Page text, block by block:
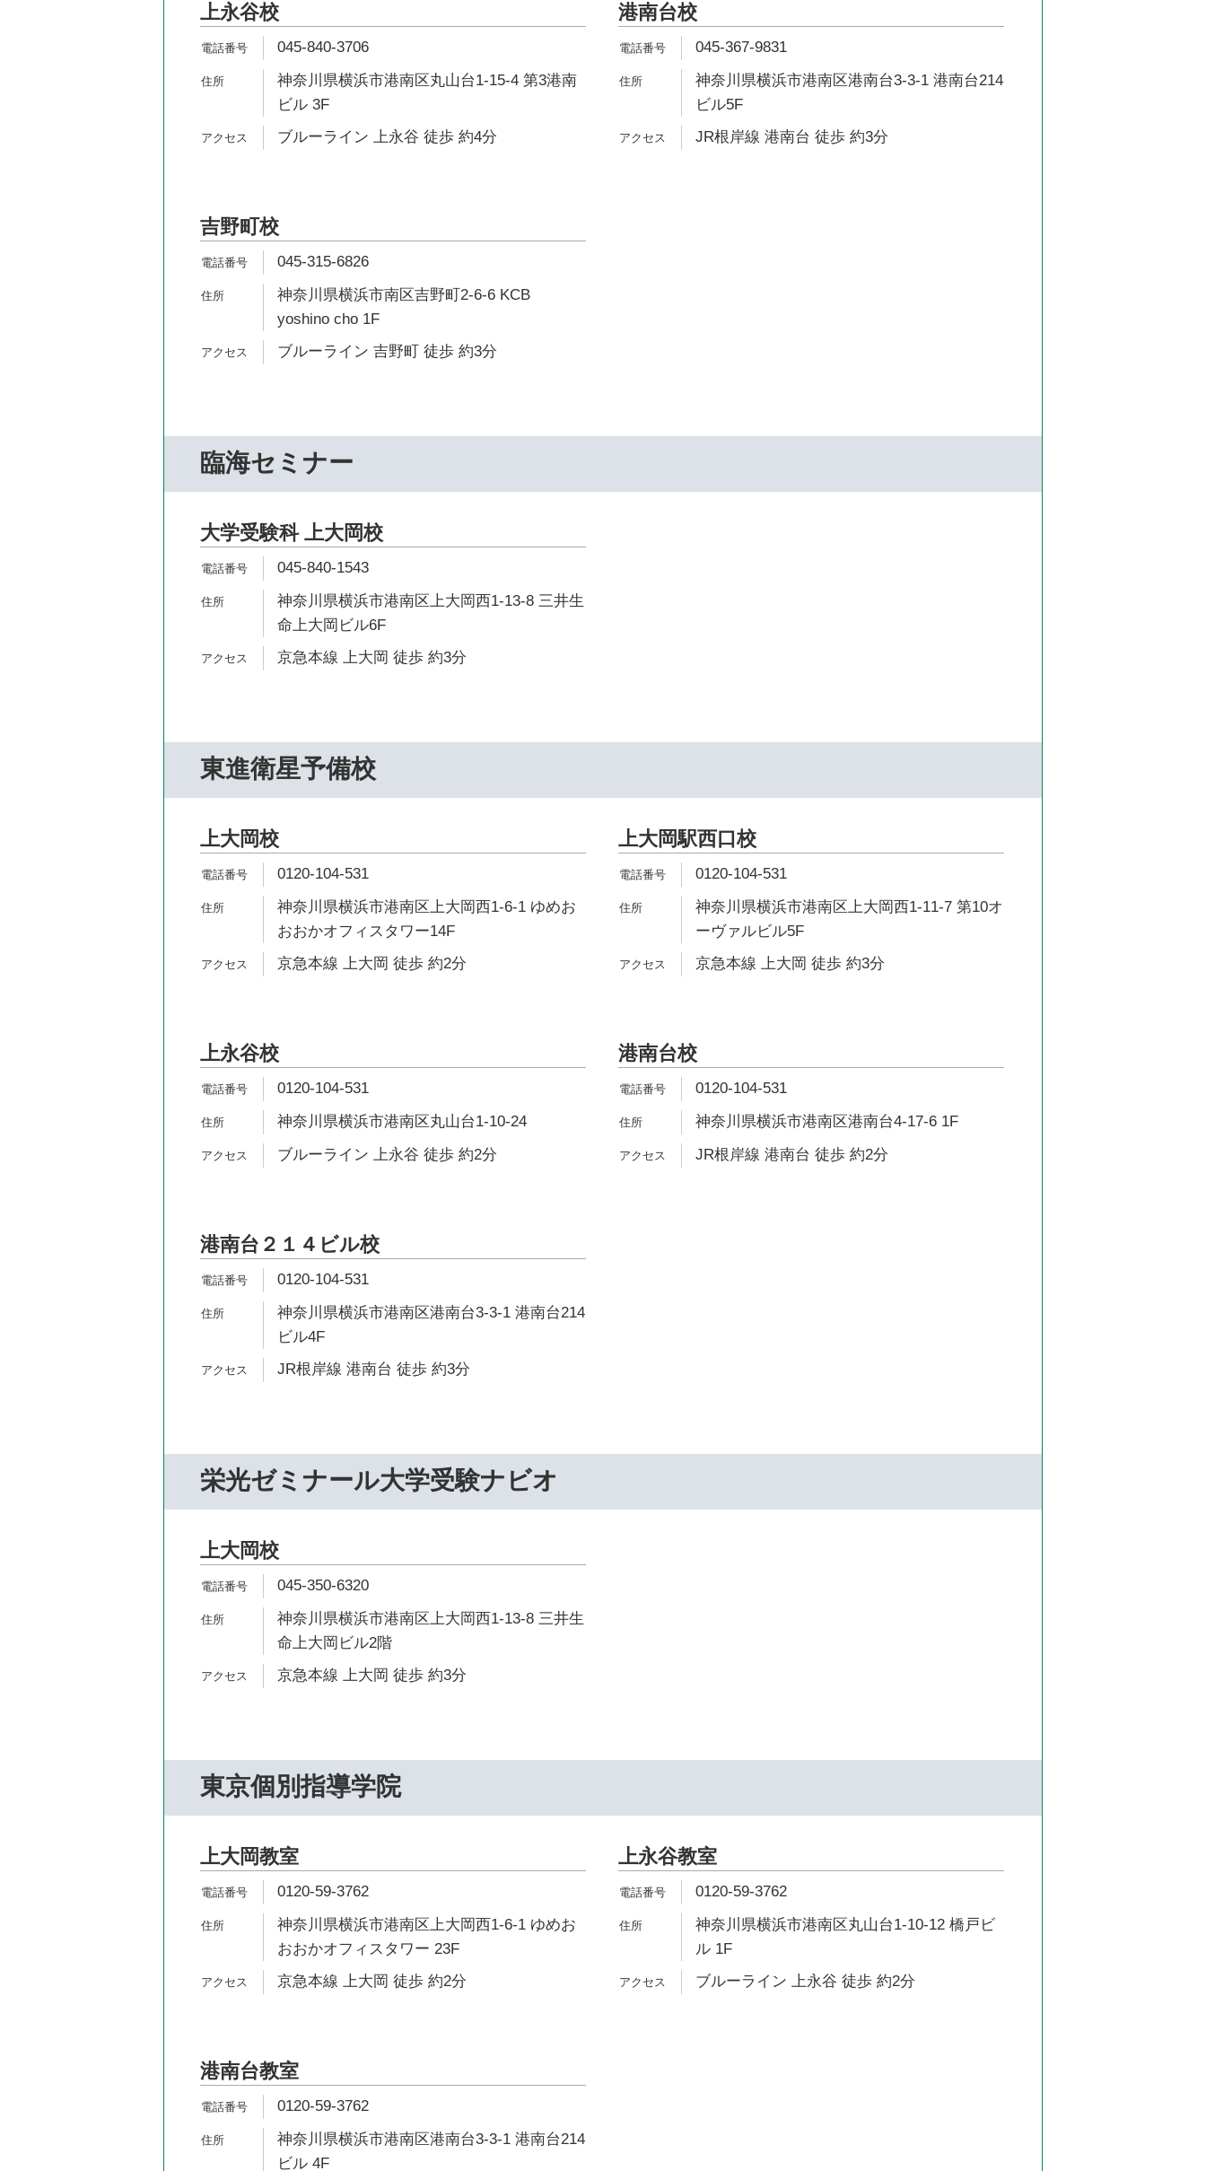
上永谷校
045-840-3706
神奈川県横浜市港南区丸山台1-15-4 第3港南
ビル 3F
ブルーライン 上永谷 徒歩 約4分
港南台校
045-367-9831
神奈川県横浜市港南区港南台3-3-1 港南台214
ビル5F
JR根岸線 港南台 徒歩 約3分
吉野町校
045-315-6826
神奈川県横浜市南区吉野町2-6-6 KCB
yoshino cho 1F
ブルーライン 吉野町 徒歩 約3分
臨海セミナー
大学受験科 上大岡校
045-840-1543
神奈川県横浜市港南区上大岡西1-13-8 三井生
命上大岡ビル6F
京急本線 上大岡 徒歩 約3分
東進衛星予備校
上大岡校
0120-104-531
神奈川県横浜市港南区上大岡西1-6-1 ゆめお
おおかオフィスタワー14F
京急本線 上大岡 徒歩 約2分
上大岡駅西口校
0120-104-531
神奈川県横浜市港南区上大岡西1-11-7 第10オ
ーヴァルビル5F
京急本線 上大岡 徒歩 約3分
上永谷校
0120-104-531
神奈川県横浜市港南区丸山台1-10-24
ブルーライン 上永谷 徒歩 約2分
港南台校
0120-104-531
神奈川県横浜市港南区港南台4-17-6 1F
JR根岸線 港南台 徒歩 約2分
港南台２１４ビル校
0120-104-531
神奈川県横浜市港南区港南台3-3-1 港南台214
ビル4F
JR根岸線 港南台 徒歩 約3分
栄光ゼミナール大学受験ナビオ
上大岡校
045-350-6320
神奈川県横浜市港南区上大岡西1-13-8 三井生
命上大岡ビル2階
京急本線 上大岡 徒歩 約3分
東京個別指導学院
上大岡教室
0120-59-3762
神奈川県横浜市港南区上大岡西1-6-1 ゆめお
おおかオフィスタワー 23F
京急本線 上大岡 徒歩 約2分
上永谷教室
0120-59-3762
神奈川県横浜市港南区丸山台1-10-12 橋戸ビ
ル 1F
ブルーライン 上永谷 徒歩 約2分
港南台教室
0120-59-3762
神奈川県横浜市港南区港南台3-3-1 港南台214
ビル 4F